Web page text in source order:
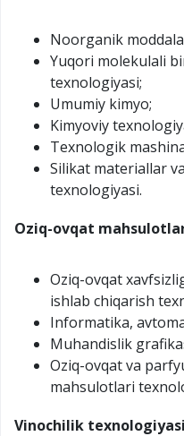
Noorganik
Yuqori molekulali
texnologiyasi;
Umumiy kimyo;
Kimyoviy
Texnologik
Silikat materiallar
texnologiyasi.
Oziq-ovqat
Oziq-ovqat
ishlab chiqarish
Informatika,
Muhandislik
Oziq-ovqat va
mahsulotlari
Vinochilik